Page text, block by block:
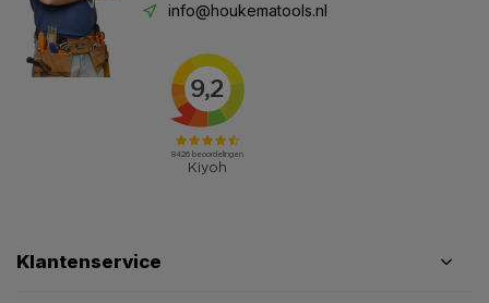
info@houkematools.nl
Klantenservice